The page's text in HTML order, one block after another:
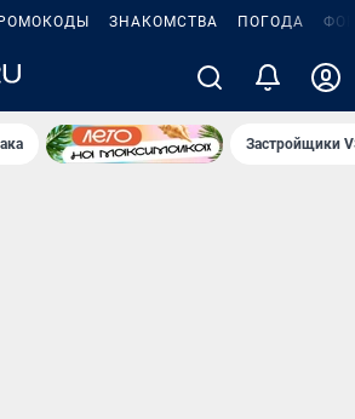
ЗНАКОМСТВА ПОГОДА
Застройщики